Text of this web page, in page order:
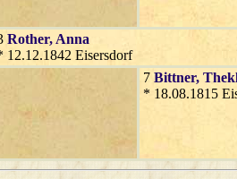
Rother, Anna
12.12.1842 Eisersdorf
7 Bittner,
* 18.08.1815